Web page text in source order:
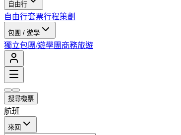
自由行
自由行套票行程策劃
包團 / 遊學
獨立包團/遊學團 商務旅遊
搜尋機票
航班
來回